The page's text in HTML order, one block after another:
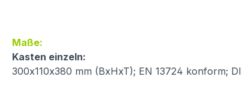
Maße:
Kasten einzeln:
300x110x380 mm (BxHxT); EN 13724 konform;